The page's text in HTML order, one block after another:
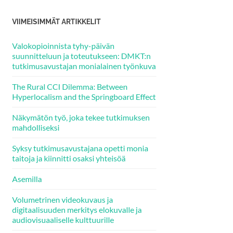
VIIMEISIMMÄT ARTIKKELIT
Valokopioinnista tyhy-päivän
suunnitteluun ja toteutukseen: DMKT:n
tutkimusavustajan monialainen työnkuva
The Rural CCI Dilemma: Between
Hyperlocalism and the Springboard Effect
Näkymätön työ, joka tekee tutkimuksen
mahdolliseksi
Syksy tutkimusavustajana opetti monia
taitoja ja kiinnitti osaksi yhteisöä
Asemilla
Volumetrinen videokuvaus ja
digitaalisuuden merkitys elokuvalle ja
audiovisuaaliselle kulttuurille